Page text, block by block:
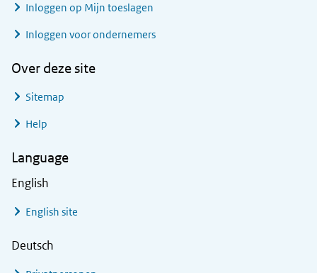
Inloggen op Mijn toeslagen
Inloggen voor ondernemers
Over deze site
Sitemap
Help
Language
English
English site
Deutsch